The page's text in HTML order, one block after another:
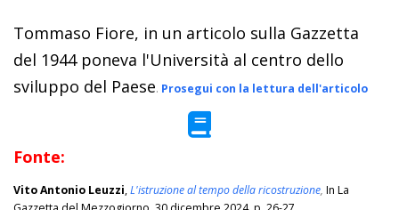
Tommaso Fiore, in un articolo sulla Gazzetta
del 1944 poneva l'Università al centro dello
sviluppo del Paese. Prosegui con la lettura dell'articolo
Fonte:
Vito Antonio Leuzzi,L'istruzione al tempo della ricostruzione, In La